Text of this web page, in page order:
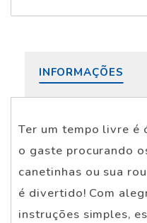
INFORMAÇÕES
Ter um tempo livre é
o gaste procurando
canetinhas ou sua
é divertido! Com
instruções simples,